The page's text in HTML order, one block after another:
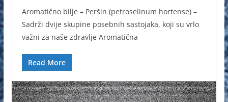
Aromatično bilje – Peršin (petroselinum hortense) –
Sadrži dvije skupine posebnih sastojaka, koji su vrlo
važni za naše zdravlje Aromatična
Read More